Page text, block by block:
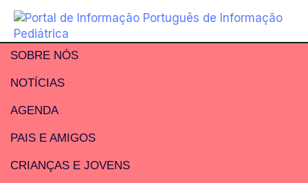
SOBRE NÓS
NOTÍCIAS
AGENDA
PAIS E AMIGOS
CRIANÇAS E JOVENS